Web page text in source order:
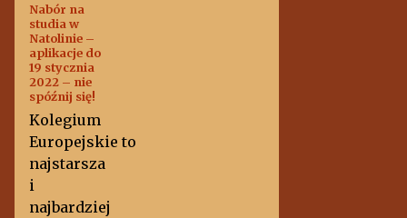
Nabór na
studia w
Natolinie –
aplikacje do
19 stycznia
2022 – nie
spóźnij się!
Kolegium
Europejskie to
najstarsza
i
najbardziej